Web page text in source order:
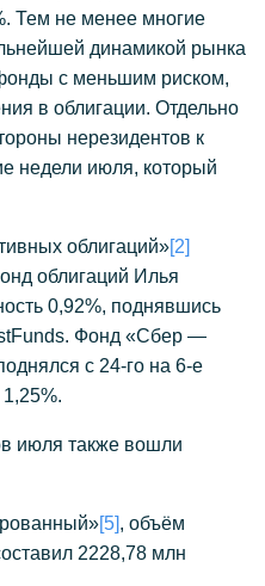
Тем не менее многие
динамикой рынка
с меньшим риском,
в облигации. Отдельно
нерезидентов к
недели июля, который
облигаций»[2]
облигаций Илья
0,92%, поднявшись
Фонд «Сбер —
с 24-го на 6-е
июля также вошли
[5], объём
2228,78 млн